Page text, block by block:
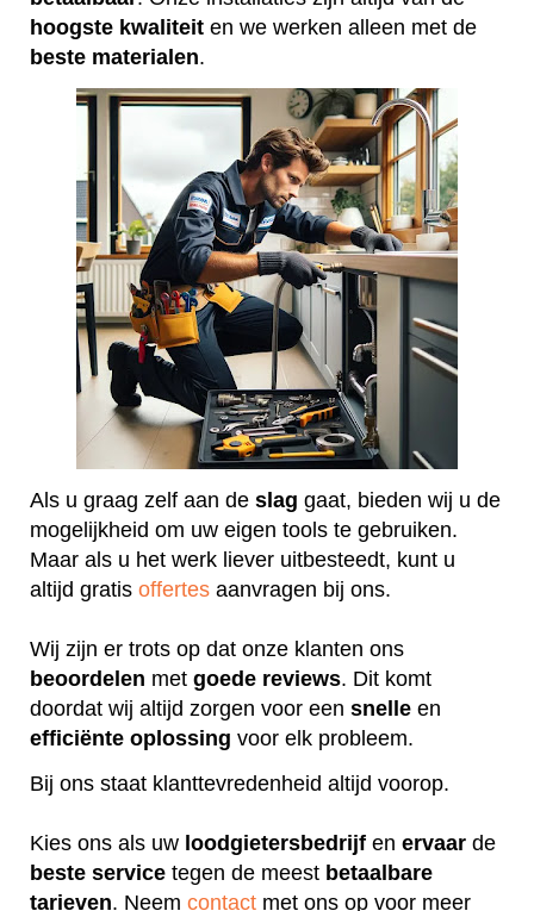
hoogste kwaliteit en we werken alleen met de
beste materialen.
Als u graag zelf aan de slag gaat, bieden wij u de
mogelijkheid om uw eigen tools te gebruiken.
Maar als u het werk liever uitbesteedt, kunt u
altijd gratis offertes aanvragen bij ons.
Wij zijn er trots op dat onze klanten ons
beoordelen met goede reviews. Dit komt
doordat wij altijd zorgen voor een snelle en
efficiënte oplossing voor elk probleem.
Bij ons staat klanttevredenheid altijd voorop.
Kies ons als uw loodgietersbedrijf en ervaar de
beste service tegen de meest betaalbare
tarieven. Neem contact met ons op voor meer